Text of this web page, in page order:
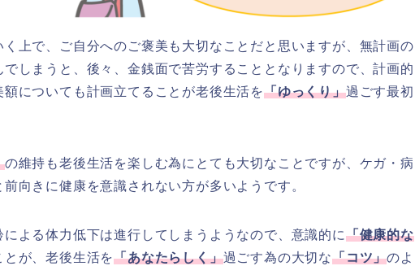
く上で、ご自分へのご褒美も大切なことだと思いますが、無計画の
でしまうと、後々、金銭面で苦労することとなりますので、計画的
についても計画立てることが老後生活を「ゆっくり」過ごす最初
の維持も老後生活を楽しむ為にとても大切なことですが、ケガ・病
向きに健康を意識されない方が多いようです。
よる体力低下は進行してしまうようなので、意識的に「健康的な
とが、老後生活を「あなたらしく」過ごす為の大切な「コツ」のよ